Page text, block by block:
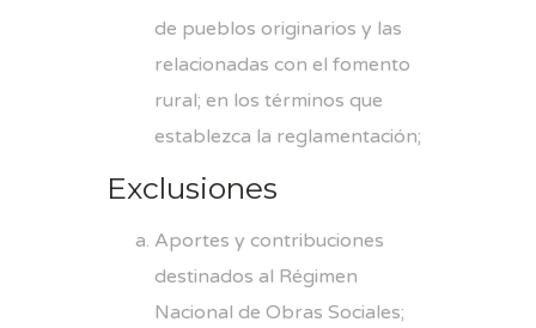
de pueblos originarios y las
relacionadas con el fomento
rural; en los términos que
establezca la reglamentación;
Exclusiones
Aportes y contribuciones
destinados al Régimen
Nacional de Obras Sociales;